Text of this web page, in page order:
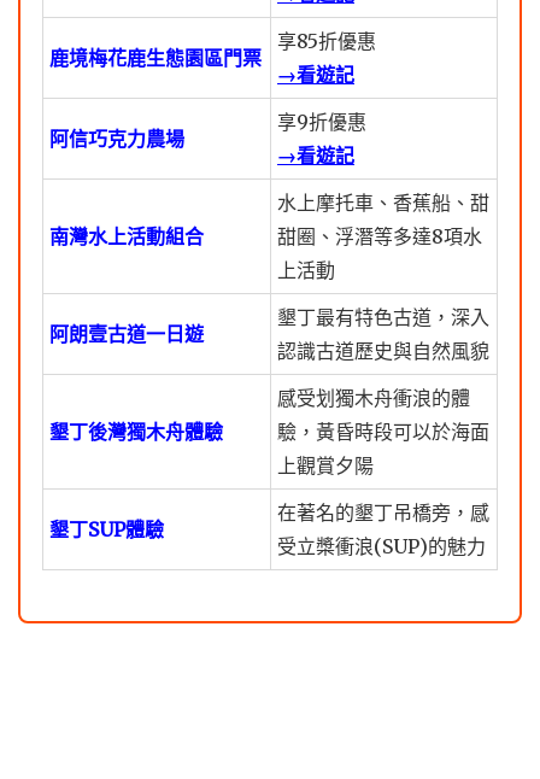
鹿境梅花鹿生態園區門票
享85折優惠
→看遊記
阿信巧克力農場
享9折優惠
→看遊記
南灣水上活動組合
水上摩托車、香蕉船、甜
甜圈、浮潛等多達8項水
上活動
阿朗壹古道一日遊
墾丁最有特色古道，深入
認識古道歷史與自然風貌
墾丁後灣獨木舟體驗
感受划獨木舟衝浪的體
驗，黃昏時段可以於海面
上觀賞夕陽
墾丁SUP體驗
在著名的墾丁吊橋旁，感
受立槳衝浪(SUP)的魅力